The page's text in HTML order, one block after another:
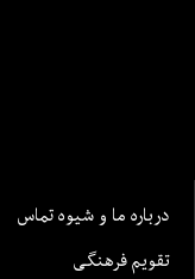
درباره ما و شیوه تماس
تقویم فرهنگی